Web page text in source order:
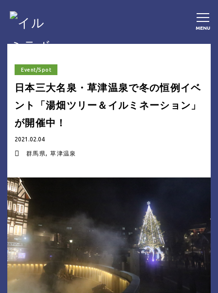
MENU
Event/Spot
日本三大名泉・草津温泉で冬の恒例イベ
ント「湯畑ツリー＆イルミネーション」
が開催中！
2021.02.04
群馬県 草津温泉